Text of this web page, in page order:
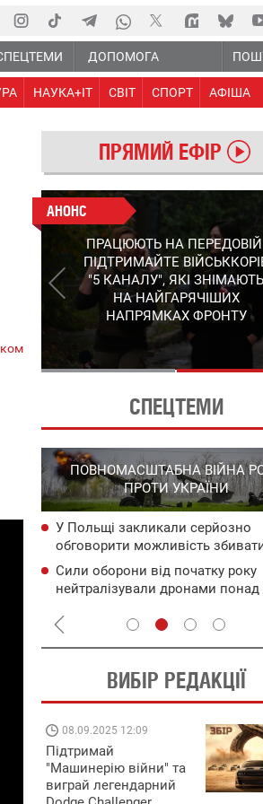
ДОПОМОГА
НАУКА+IT СВІТ СПОРТ АФІША
ПРЯМИЙ ЕФІР
АНОНС
КІНЕЦЬ ВОРОЖИМ
"МОЛНІЯМ" ТА FPV: ЯК
УКРАЇНСЬКИЙ STEP-3
ЗМІНЮЄ ПРАВИЛА ГРИ –
ПОДРОБИЦІ ПРО
ПЕРЕХОПЛЮВАЧ
АНОНС
ПРАЦЮЮТЬ НА
ПІДТРИМАЙТЕ
"5 КАНАЛУ", ЯКІ ЗНІМАЮТЬ
НА НАЙГАРЯЧІШИХ
НАПРЯМКАХ ФРОНТУ
СПЕЦТЕМИ
ПОВНОМАСШТАБНА ВІЙНА
ПРОТИ УКРАЇНИ
У Польщі закликали серйозно
обговорити можливість
російські ракети ще над
Сили оборони від початку року
нейтралізували дронами понад
ВИБІР РЕДАКЦІЇ
08.09.2025 12:09
Підтримай
"Машинерію війни" та
виграй легендарний